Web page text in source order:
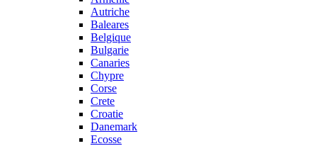
Autriche
Baleares
Belgique
Bulgarie
Canaries
Chypre
Corse
Crete
Croatie
Danemark
Ecosse